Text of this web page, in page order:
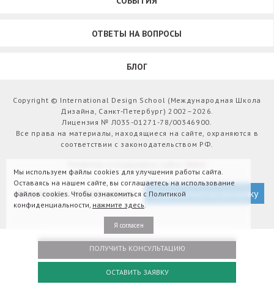
ОТВЕТЫ НА ВОПРОСЫ
БЛОГ
Copyright © International Design School (Международная Школа
Дизайна, Санкт-Петербург) 2002–2026.
Лицензия № Л035-01271-78/00346900.
Все права на материалы, находящиеся на сайте, охраняются в
соответствии с законодательством РФ.
Версия для слабовидящих Подписаться на рассылку
ПОЛУЧИТЬ КОНСУЛЬТАЦИЮ
ОСТАВИТЬ ЗАЯВКУ
Оплатить
Мы используем файлы cookies для улучшения работы сайта.
Оставаясь на нашем сайте, вы соглашаетесь на использование
файлов cookies. Чтобы ознакомиться с Политикой
конфиденциальности, нажмите здесь.
Я согласен